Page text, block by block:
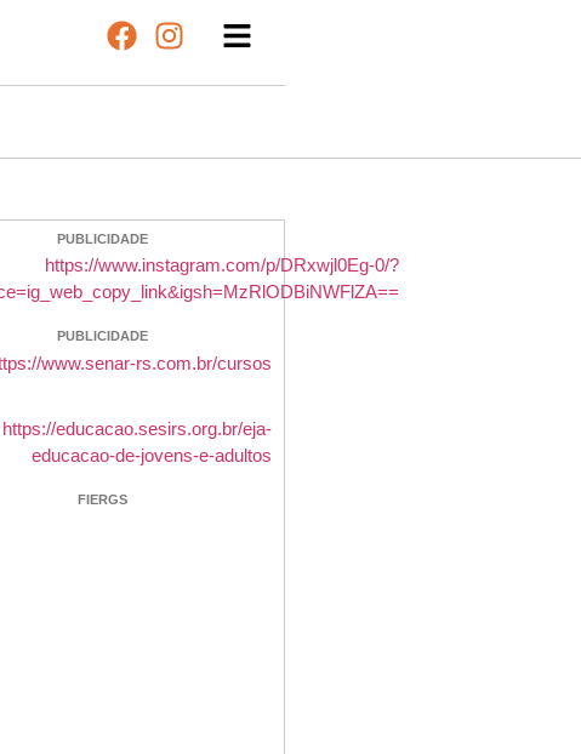
PUBLICIDADE
PUBLICIDADE
FIERGS